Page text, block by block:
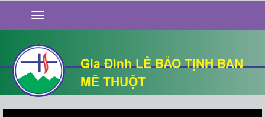
Gia Đình LÊ BẢO TỊNH BAN
MÊ THUỘT
GIỚI THIỆU
TIN TỨC
SỐNG ĐẠO
CHUYỆN NHÀ
QUÁN VĂN